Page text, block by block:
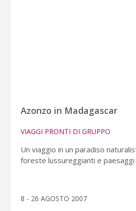
Azonzo in Madagascar
VIAGGI PRONTI DI GRUPPO
Un viaggio in un paradiso
foreste lussureggianti e
8 - 26 AGOSTO 2007